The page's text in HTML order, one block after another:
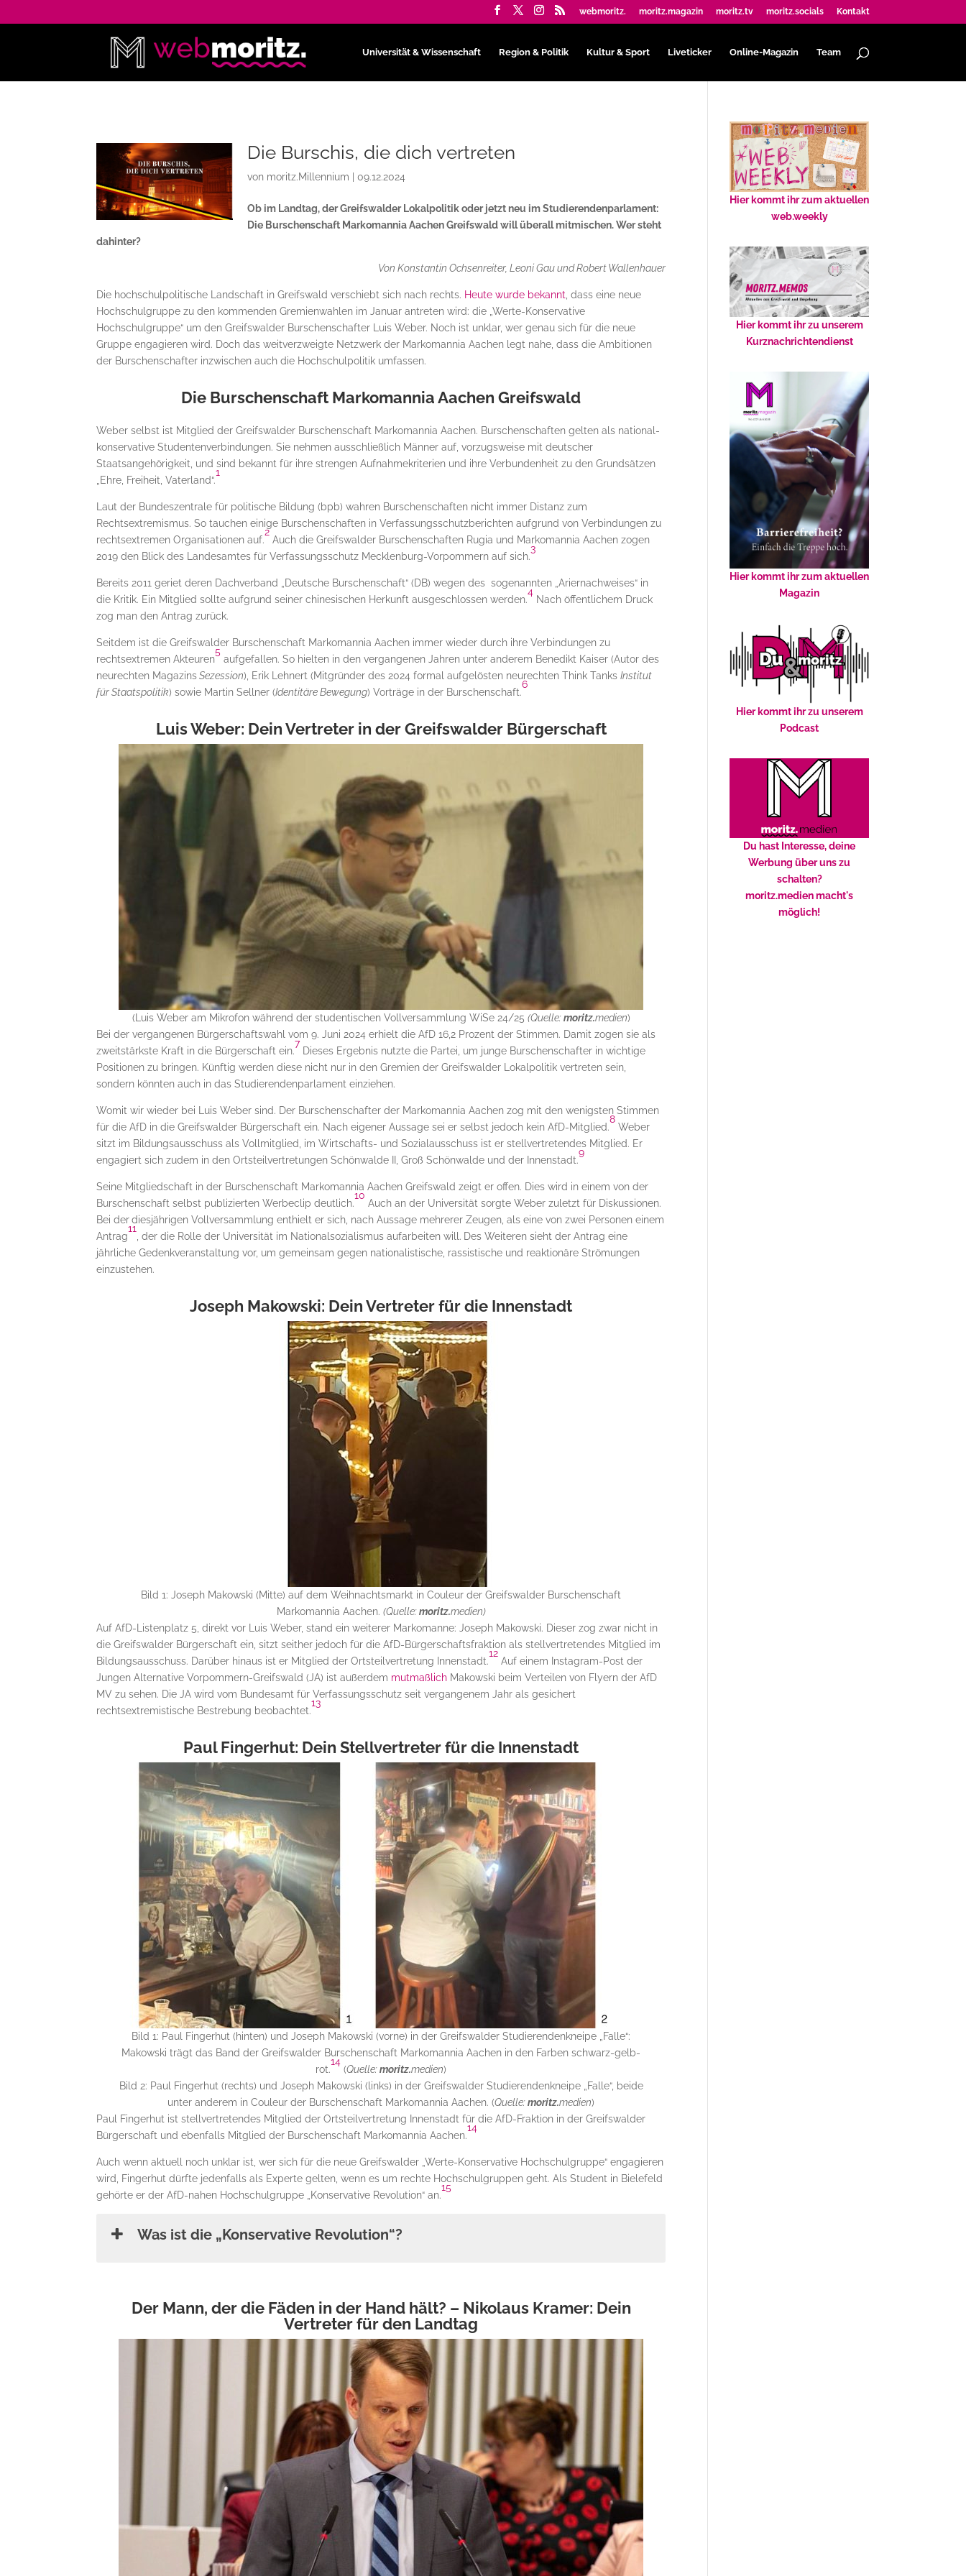
webmoritz. moritz.magazin moritz.tv moritz.socials Kontakt
Universität & Wissenschaft Region & Politik Kultur & Sport Liveticker Online-Magazin Team
Die Burschis, die dich vertreten
von moritz.Millennium |09.12.2024
Ob im Landtag, der Greifswalder Lokalpolitik oder jetzt neu im Studierendenparlament:
Die Burschenschaft Markomannia Aachen Greifswald will überall mitmischen. Wer steht
dahinter?
Von Konstantin Ochsenreiter, Leoni Gau und Robert Wallenhauer
Die hochschulpolitische Landschaft in Greifswald verschiebt sich nach rechts. Heute wurde bekannt , dass eine neue
Hochschulgruppe zu den kommenden Gremienwahlen im Januar antreten wird: die „Werte-Konservative
Hochschulgruppe“ um den Greifswalder Burschenschafter Luis Weber. Noch ist unklar, wer genau sich für die neue
Gruppe engagieren wird. Doch das weitverzweigte Netzwerk der Markomannia Aachen legt nahe, dass die Ambitionen
der Burschenschafter inzwischen auch die Hochschulpolitik umfassen.
Die Burschenschaft Markomannia Aachen Greifswald
Weber selbst ist Mitglied der Greifswalder Burschenschaft Markomannia Aachen. Burschenschaften gelten als national-
konservative Studentenverbindungen. Sie nehmen ausschließlich Männer auf, vorzugsweise mit deutscher
Staatsangehörigkeit, und sind bekannt für ihre strengen Aufnahmekriterien und ihre Verbundenheit zu den Grundsätzen
„Ehre, Freiheit, Vaterland“.
1
Laut der Bundeszentrale für politische Bildung (bpb) wahren Burschenschaften nicht immer Distanz zum
Rechtsextremismus. So tauchen einige Burschenschaften in Verfassungsschutzberichten aufgrund von Verbindungen zu
rechtsextremen Organisationen auf.
2
Auch die Greifswalder Burschenschaften Rugia und Markomannia Aachen zogen
2019 den Blick des Landesamtes für Verfassungsschutz Mecklenburg-Vorpommern auf sich.
3
Bereits 2011 geriet deren Dachverband „Deutsche Burschenschaft“ (DB) wegen des sogenannten „Ariernachweises“ in
die Kritik. Ein Mitglied sollte aufgrund seiner chinesischen Herkunft ausgeschlossen werden.
4
Nach öffentlichem Druck
zog man den Antrag zurück.
Seitdem ist die Greifswalder Burschenschaft Markomannia Aachen immer wieder durch ihre Verbindungen zu
rechtsextremen Akteuren
5
aufgefallen. So hielten in den vergangenen Jahren unter anderem Benedikt Kaiser (Autor des
neurechten MagazinsSezession), Erik Lehnert (Mitgründer des 2024 formal aufgelösten neurechten Think TanksInstitut
für Staatspolitik) sowie Martin Sellner (Identitäre Bewegung) Vorträge in der Burschenschaft.
6
Luis Weber: Dein Vertreter in der Greifswalder Bürgerschaft
(Luis Weber am Mikrofon während der studentischen Vollversammlung WiSe 24/25 (Quelle:moritz.medien)
Bei der vergangenen Bürgerschaftswahl vom 9. Juni 2024 erhielt die AfD 16,2 Prozent der Stimmen. Damit zogen sie als
zweitstärkste Kraft in die Bürgerschaft ein.
7
Dieses Ergebnis nutzte die Partei, um junge Burschenschafter in wichtige
Positionen zu bringen. Künftig werden diese nicht nur in den Gremien der Greifswalder Lokalpolitik vertreten sein,
sondern könnten auch in das Studierendenparlament einziehen.
Womit wir wieder bei Luis Weber sind. Der Burschenschafter der Markomannia Aachen zog mit den wenigsten Stimmen
für die AfD in die Greifswalder Bürgerschaft ein. Nach eigener Aussage sei er selbst jedoch kein AfD-Mitglied.
8
Weber
sitzt im Bildungsausschuss als Vollmitglied, im Wirtschafts- und Sozialausschuss ist er stellvertretendes Mitglied. Er
engagiert sich zudem in den Ortsteilvertretungen Schönwalde II, Groß Schönwalde und der Innenstadt.
9
Seine Mitgliedschaft in der Burschenschaft Markomannia Aachen Greifswald zeigt er offen. Dies wird in einem von der
Burschenschaft selbst publizierten Werbeclip deutlich.
10
Auch an der Universität sorgte Weber zuletzt für Diskussionen.
Bei der diesjährigen Vollversammlung enthielt er sich, nach Aussage mehrerer Zeugen, als eine von zwei Personen einem
Antrag
11
, der die Rolle der Universität im Nationalsozialismus aufarbeiten will. Des Weiteren sieht der Antrag eine
jährliche Gedenkveranstaltung vor, um gemeinsam gegen nationalistische, rassistische und reaktionäre Strömungen
einzustehen.
Joseph Makowski: Dein Vertreter für die Innenstadt
Bild 1: Joseph Makowski (Mitte) auf dem Weihnachtsmarkt in Couleur der Greifswalder Burschenschaft
Markomannia Aachen. (Quelle:moritz.medien)
Auf AfD-Listenplatz 5, direkt vor Luis Weber, stand ein weiterer Markomanne: Joseph Makowski. Dieser zog zwar nicht in
die Greifswalder Bürgerschaft ein, sitzt seither jedoch für die AfD-Bürgerschaftsfraktion als stellvertretendes Mitglied im
Bildungsausschuss. Darüber hinaus ist er Mitglied der Ortsteilvertretung Innenstadt.
12
Auf einem Instagram-Post der
Jungen Alternative Vorpommern-Greifswald (JA) ist außerdem mutmaßlich Makowski beim Verteilen von Flyern der AfD
MV zu sehen. Die JA wird vom Bundesamt für Verfassungsschutz seit vergangenem Jahr als gesichert
rechtsextremistische Bestrebung beobachtet.
13
Paul Fingerhut: Dein Stellvertreter für die Innenstadt
Bild 1: Paul Fingerhut (hinten) und Joseph Makowski (vorne) in der Greifswalder Studierendenkneipe „Falle“:
Makowski trägt das Band der Greifswalder Burschenschaft Markomannia Aachen in den Farben schwarz-gelb-
rot.
14
(Quelle:moritz.medien)
Bild 2: Paul Fingerhut (rechts) und Joseph Makowski (links) in der Greifswalder Studierendenkneipe „Falle“, beide
unter anderem in Couleur der Burschenschaft Markomannia Aachen. (Quelle:moritz.medien)
Paul Fingerhut ist stellvertretendes Mitglied der Ortsteilvertretung Innenstadt für die AfD-Fraktion in der Greifswalder
Bürgerschaft und ebenfalls Mitglied der Burschenschaft Markomannia Aachen.
14
Auch wenn aktuell noch unklar ist, wer sich für die neue Greifswalder „Werte-Konservative Hochschulgruppe“ engagieren
wird, Fingerhut dürfte jedenfalls als Experte gelten, wenn es um rechte Hochschulgruppen geht. Als Student in Bielefeld
gehörte er der AfD-nahen Hochschulgruppe „Konservative Revolution“ an.
15
Was ist die „Konservative Revolution“?
Der Mann, der die Fäden in der Hand hält? – Nikolaus Kramer: Dein
Vertreter für den Landtag
Hier kommt ihr zum aktuellen
web.weekly
Hier kommt ihr zu unserem
Kurznachrichtendienst
Hier kommt ihr zum aktuellen
Magazin
Hier kommt ihr zu unserem
Podcast
Du hast Interesse, deine
Werbung über uns zu
schalten?
moritz.medien macht's
möglich!